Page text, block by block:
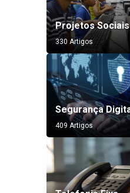
Projetos Sociais
330 Artigos
Segurança
409 Artigos